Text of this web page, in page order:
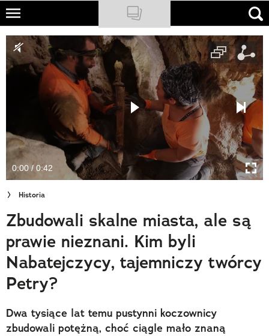
Skip
main
content
NATIONAL GEOGRAPHIC
TRAVELER
PODCASTY
Newsletter
Cuda Polski
Wielki Konkurs Fotograficzny
Trendbook Podróżniczy
Polecane
0:00 / 0:42
Historia
Zbudowali skalne miasta, ale są
prawie nieznani. Kim byli
Nabatejczycy, tajemniczy twórcy
Petry?
Dwa tysiące lat temu pustynni koczownicy
zbudowali potężną, choć ciągle mało znaną